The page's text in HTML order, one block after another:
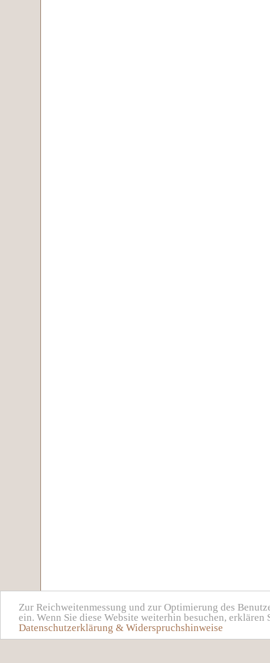
Zur Reichweitenmessung und zur Optimierung des
ein. Wenn Sie diese Website weiterhin besuchen, erklären
Datenschutzerklärung & Widerspruchshinweise